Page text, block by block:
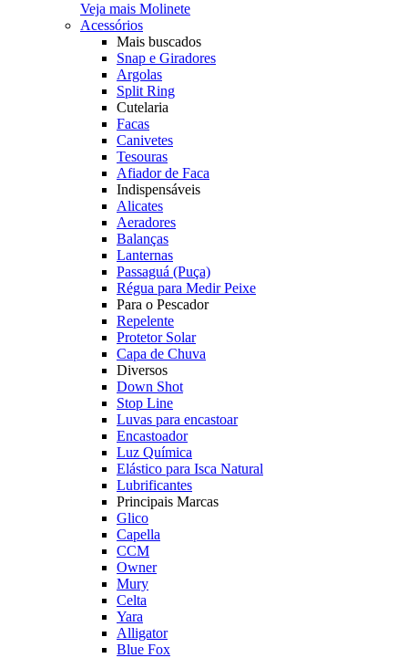
Veja mais Molinete
Acessórios
Mais buscados
Snap e Giradores
Argolas
Split Ring
Cutelaria
Facas
Canivetes
Tesouras
Afiador de Faca
Indispensáveis
Alicates
Aeradores
Balanças
Lanternas
Passaguá (Puça)
Régua para Medir Peixe
Para o Pescador
Repelente
Protetor Solar
Capa de Chuva
Diversos
Down Shot
Stop Line
Luvas para encastoar
Encastoador
Luz Química
Elástico para Isca Natural
Lubrificantes
Principais Marcas
Glico
Capella
CCM
Owner
Mury
Celta
Yara
Alligator
Blue Fox